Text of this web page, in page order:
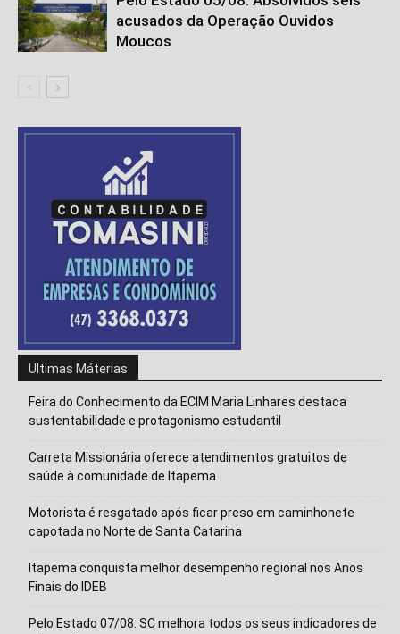
acusados da Operação Ouvidos
Moucos
Ultimas Máterias
Feira do Conhecimento da ECIM Maria Linhares destaca
sustentabilidade e protagonismo estudantil
Carreta Missionária oferece atendimentos gratuitos de
saúde à comunidade de Itapema
Motorista é resgatado após ficar preso em caminhonete
capotada no Norte de Santa Catarina
Itapema conquista melhor desempenho regional nos Anos
Finais do IDEB
Pelo Estado 07/08: SC melhora todos os seus indicadores de